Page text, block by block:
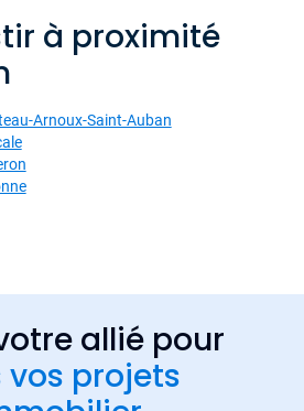
à proximité
Arnoux-Saint-Auban
allié pour
vos projets